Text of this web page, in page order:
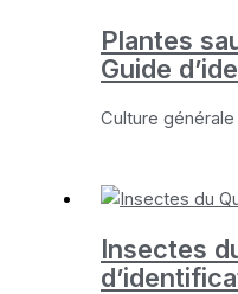
Plantes
Guide
Culture
Insectes